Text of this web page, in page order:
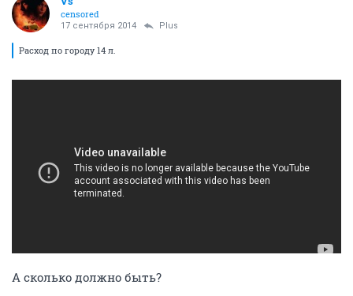
censored
17 сентября 2014 Plus
Расход по городу 14 л.
А сколько должно быть?